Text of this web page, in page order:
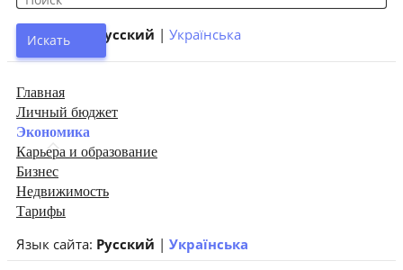
Искать
Язык сайта: Русский | Українська
Главная
Личный бюджет
Экономика
Карьера и образование
Бизнес
Недвижимость
Тарифы
Язык сайта: Русский | Українська